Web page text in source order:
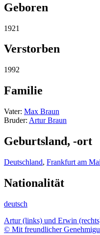
Geboren
1921
Verstorben
1992
Familie
Vater: Max Braun
Bruder: Artur Braun
Geburtsland, -ort
Deutschland, Frankfurt am
Nationalität
deutsch
Artur (links) und Erwin
© Mit freundlicher